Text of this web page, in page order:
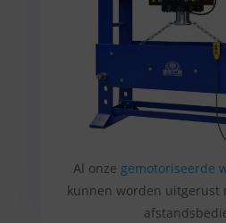
Al onzegemotoriseerde
kunnen worden uitgerust